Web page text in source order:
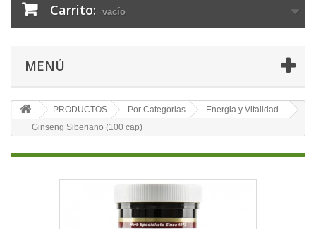
Carrito: vacío
MENÚ
PRODUCTOS Por Categorias
Energia y Vitalidad
Ginseng Siberiano (100 cap)